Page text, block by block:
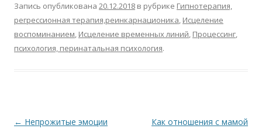
Запись опубликована 20.12.2018 в рубрике Гипнотерапия,
регрессионная терапия,реинкарнационика, Исцеление
воспоминанием, Исцеление временных линий, Процессинг,
психология, перинатальная психология.
Навигация по записям
← Непрожитые эмоции
Как отношения с мамой